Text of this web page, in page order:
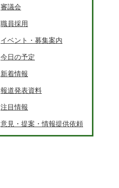
審議会
職員採用
イベント・募集案内
今日の予定
新着情報
報道発表資料
注目情報
意見・提案・情報提供依頼